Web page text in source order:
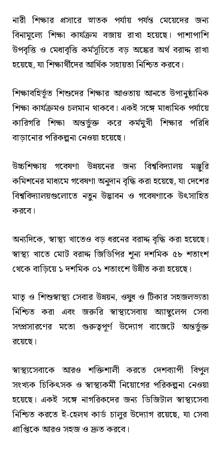
নারী শিক্ষার প্রসারে স্নাতক পর্যায় পর্যন্ত মেয়েদের জন্য
বিনামূল্যে শিক্ষা কার্যক্রম বজায় রাখা হয়েছে। পাশাপাশি
উপবৃত্তি ও মেধাবৃত্তি কর্মসূচিতে বড় অঙ্কের অর্থ বরাদ্দ রাখা
হয়েছে, যা শিক্ষার্থীদের আর্থিক সহায়তা নিশ্চিত করবে।
শিক্ষাবহির্ভূত শিশুদের শিক্ষার আওতায় আনতে উপানুষ্ঠানিক
শিক্ষা কার্যক্রমও চলমান থাকবে। একই সঙ্গে মাধ্যমিক পর্যায়ে
কারিগরি শিক্ষা অন্তর্ভুক্ত করে কর্মমুখী শিক্ষার পরিধি
বাড়ানোর পরিকল্পনা নেওয়া হয়েছে।
উচ্চশিক্ষায় গবেষণা উন্নয়নের জন্য বিশ্ববিদ্যালয় মঞ্জুরি
কমিশনের মাধ্যমে গবেষণা অনুদান বৃদ্ধি করা হয়েছে, যা দেশের
বিশ্ববিদ্যালয়গুলোতে নতুন উদ্ভাবন ও গবেষণাকে উৎসাহিত
করবে।
অন্যদিকে, স্বাস্থ্য খাতেও বড় ধরনের বরাদ্দ বৃদ্ধি করা হয়েছে।
স্বাস্থ্য খাতে মোট বরাদ্দ জিডিপির শূন্য দশমিক ৫৮ শতাংশ
থেকে বাড়িয়ে ১ দশমিক ০১ শতাংশে উন্নীত করা হয়েছে।
মাতৃ ও শিশুস্বাস্থ্য সেবার উন্নয়ন, ওষুধ ও টিকার সহজলভ্যতা
নিশ্চিত করা এবং জরুরি স্বাস্থ্যসেবায় অ্যাম্বুলেন্স সেবা
সম্প্রসারণের মতো গুরুত্বপূর্ণ উদ্যোগ বাজেটে অন্তর্ভুক্ত
রয়েছে।
স্বাস্থ্যসেবাকে আরও শক্তিশালী করতে দেশব্যাপী বিপুল
সংখ্যক চিকিৎসক ও স্বাস্থ্যকর্মী নিয়োগের পরিকল্পনা নেওয়া
হয়েছে। একই সঙ্গে নাগরিকদের জন্য ডিজিটাল স্বাস্থ্যসেবা
নিশ্চিত করতে ই-হেলথ কার্ড চালুর উদ্যোগ রয়েছে, যা সেবা
প্রাপ্তিকে আরও সহজ ও দ্রুত করবে।